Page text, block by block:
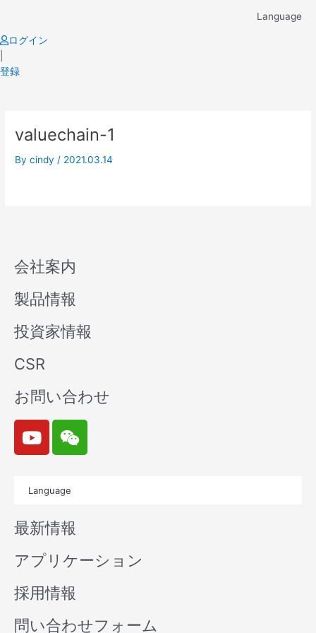
content
Language
ログイン
登録
valuechain-1
Bycindy / 2021.03.14
会社案内
製品情報
投資家情報
CSR
お問い合わせ
Y
o
u
b
e
W
e
i
n
Language
最新情報
アプリケーション
採用情報
問い合わせフォーム